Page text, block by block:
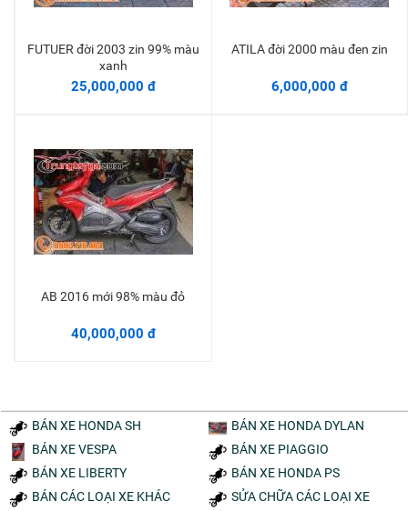
Thêm vào giỏ
FUTUER đời 2003 zin 99% màu
xanh
25,000,000 đ
Thêm vào giỏ
ATILA đời 2000 màu đen zin
6,000,000 đ
Thêm vào giỏ
AB 2016 mới 98% màu đỏ
40,000,000 đ
BÁN XE HONDA SH
BÁN XE HONDA DYLAN
BÁN XE VESPA
BÁN XE PIAGGIO
BÁN XE LIBERTY
BÁN XE HONDA PS
BÁN CÁC LOẠI XE KHÁC
SỬA CHỮA CÁC LOẠI XE